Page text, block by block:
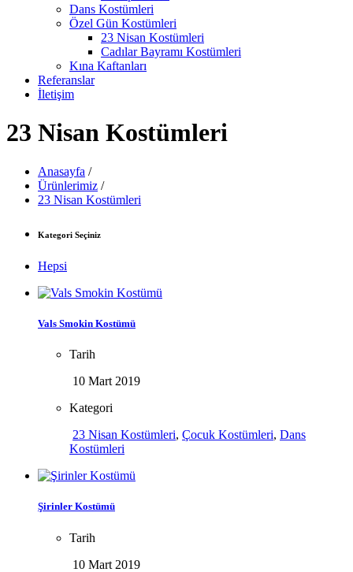
Dans Kostümleri
Özel Gün Kostümleri
23 Nisan Kostümleri
Cadılar Bayramı Kostümleri
Kına Kaftanları
Referanslar
İletişim
23 Nisan Kostümleri
Anasayfa /
Ürünlerimiz /
23 Nisan Kostümleri
Kategori Seçiniz
Hepsi
Vals Smokin Kostümü
Tarih
10 Mart 2019
Kategori
23 Nisan Kostümleri, Çocuk Kostümleri, Dans
Kostümleri
Şirinler Kostümü
Tarih
10 Mart 2019